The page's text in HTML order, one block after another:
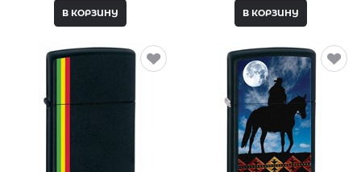
В КОРЗИНУ В КОРЗИНУ